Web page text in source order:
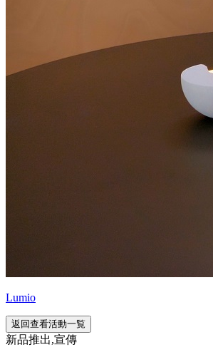
Lumio
返回查看活動一覧
新品推出,宣傳